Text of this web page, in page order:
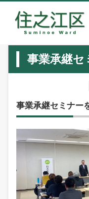
事業承継セ
事業承継セミナー